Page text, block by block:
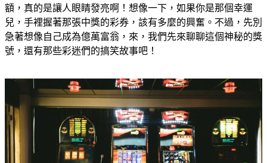
額，真的是讓人眼睛發亮啊！想像一下，如果你是那個幸運
兒，手裡握著那張中獎的彩券，該有多麼的興奮。不過，先別
急著想像自己成為億萬富翁，來，我們先來聊聊這個神秘的獎
號，還有那些彩迷們的搞笑故事吧！